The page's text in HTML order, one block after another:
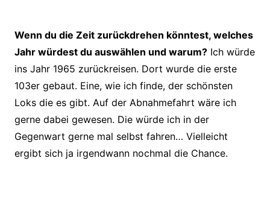
Wenn du die Zeit zurückdrehen könntest, welches
Jahr würdest du auswählen und warum?Ich würde
ins Jahr 1965 zurückreisen. Dort wurde die erste
103er gebaut. Eine, wie ich finde, der schönsten
Loks die es gibt. Auf der Abnahmefahrt wäre ich
gerne dabei gewesen. Die würde ich in der
Gegenwart gerne mal selbst fahren… Vielleicht
ergibt sich ja irgendwann nochmal die Chance.